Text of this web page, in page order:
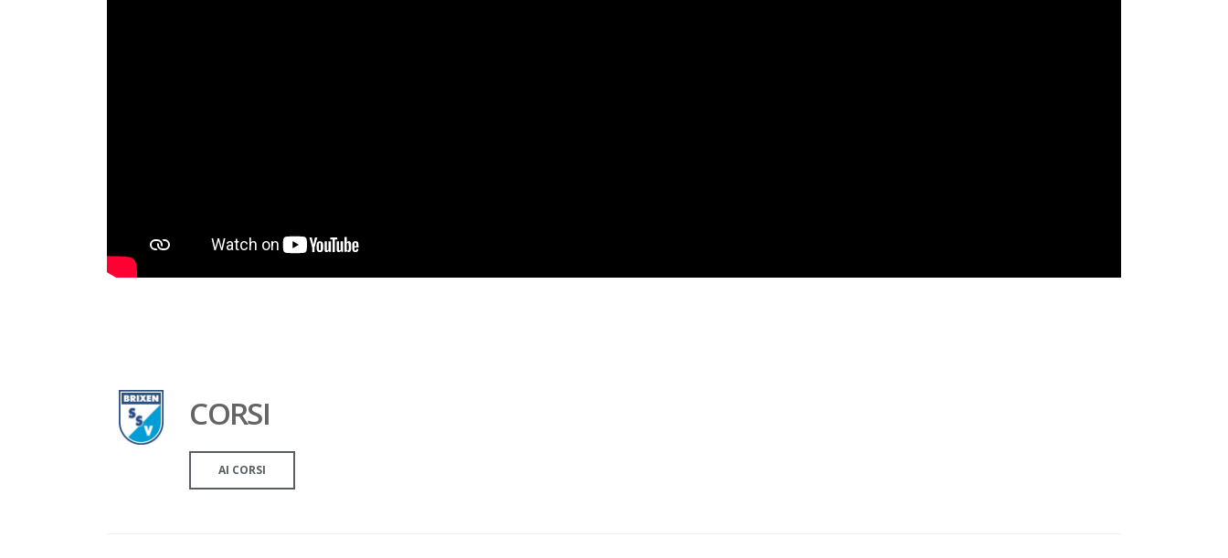
CORSI
AI CORSI